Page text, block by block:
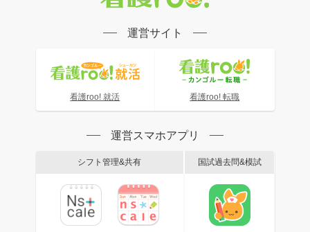
運営サイト
看護roo! 就活 看護roo! 転職
運営スマホアプリ
シフト管理&共有 国試過去問&模試